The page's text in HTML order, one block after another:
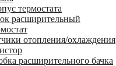
термостата
расширительный
отопления/охлаждения
расширительного бачка